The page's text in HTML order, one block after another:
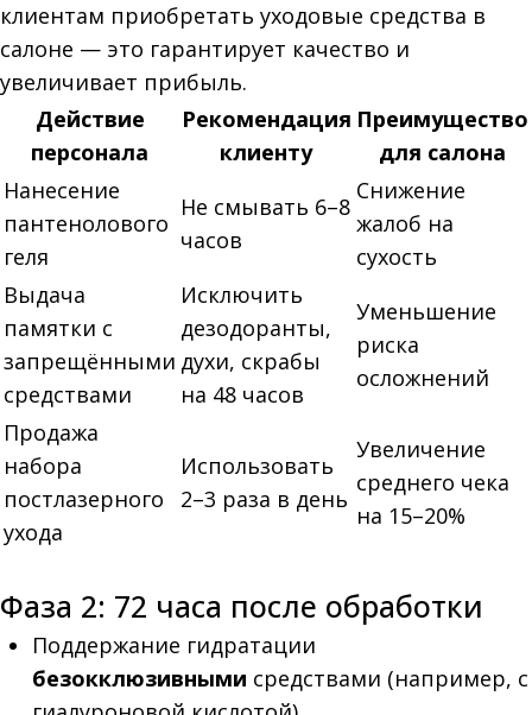
клиентам приобретать уходовые средства в
салоне — это гарантирует качество и
увеличивает прибыль.
Действие
персонала
Рекомендация
клиенту
Преимущество
для салона
Нанесение
пантенолового
геля
Не смывать 6–8
часов
Снижение
жалоб на
сухость
Выдача
памятки с
запрещёнными
средствами
Исключить
дезодоранты,
духи, скрабы
на 48 часов
Уменьшение
риска
осложнений
Продажа
набора
постлазерного
ухода
Использовать
2–3 раза в день
Увеличение
среднего чека
на 15–20%
Фаза 2: 72 часа после обработки
Поддержание гидратации
безокклюзивными средствами (например, с